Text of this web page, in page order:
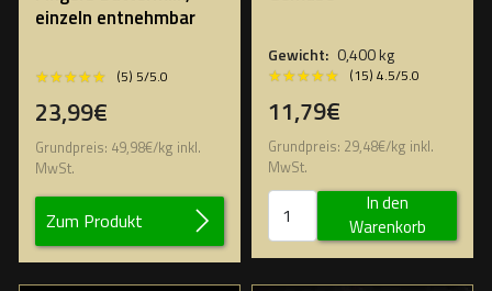
einzeln entnehmbar
★★★★★
★★★★★ (5) 5/5.0
23,99€
Grundpreis: 49,98€/kg inkl.
MwSt.
Zum Produkt
Gewicht: 0,400 kg
★★★★★
★★★★★ (15) 4.5/5.0
11,79€
Grundpreis: 29,48€/kg inkl.
MwSt.
In den
Warenkorb